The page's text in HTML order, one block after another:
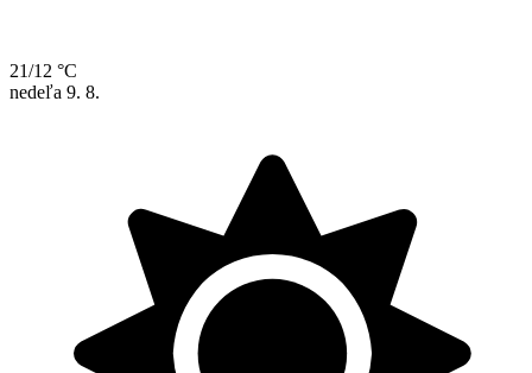
21/12 °C
nedeľa 9. 8.